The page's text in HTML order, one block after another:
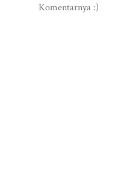
Komentarnya :)